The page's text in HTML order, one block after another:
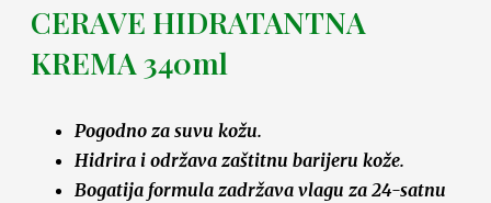
CERAVE HIDRATANTNA
KREMA 340ml
Pogodno za suvu kožu.
Hidrira i održava zaštitnu barijeru kože.
Bogatija formula zadržava vlagu za 24-satnu